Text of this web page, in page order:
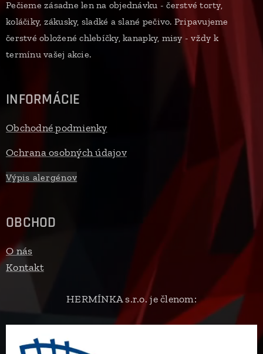
Pečieme zásadne len na objednávku - čerstvé torty,
koláčiky, zákusky, sladké a slané pečivo. Pripavujeme
čerstvé obložené chlebíčky, kanapky, misy - vždy k
termínu vašej akcie.
INFORMÁCIE
Obchodné podmienky
Ochrana osobných údajov
Výpis alergénov
OBCHOD
O nás
Kontakt
HERMÍNKA s.r.o. je členom: